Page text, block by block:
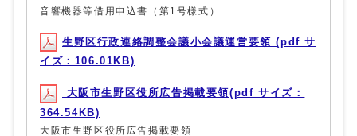
音響機器等借用申込書（第1号様式）
生野区行政連絡調整会議小会議運営要領 (pdf サ
イズ：106.01KB)
大阪市生野区役所広告掲載要領(pdf サイズ：
364.54KB)
大阪市生野区役所広告掲載要領